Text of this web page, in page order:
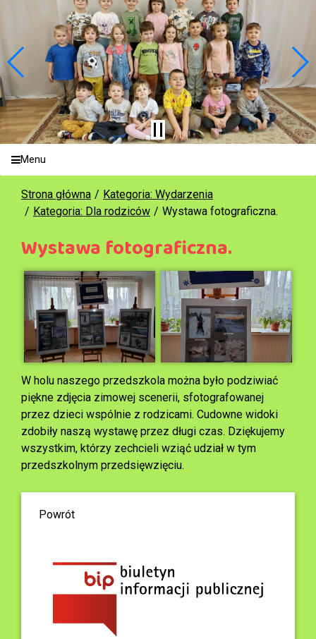
Menu
Strona główna
Kategoria: Wydarzenia
Kategoria: Dla rodziców
Wystawa fotograficzna.
Wystawa fotograficzna.
W holu naszego przedszkola można było podziwiać
piękne zdjęcia zimowej scenerii, sfotografowanej
przez dzieci wspólnie z rodzicami. Cudowne widoki
zdobiły naszą wystawę przez długi czas. Dziękujemy
wszystkim, którzy zechcieli wziąć udział w tym
przedszkolnym przedsięwzięciu.
Powrót